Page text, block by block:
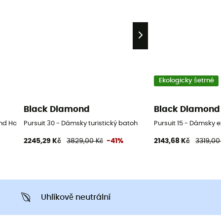
Hand Pánské nízké turistické boty - Béžový - 43
Black Diamond
Pursuit 30 - Dámsky turistický batoh
2245,29 Kč 3829,00 Kč -41%
Ekologicky šetrné
Black Diamond
Pursuit 15 - Dámsky
2143,68 Kč 3319,00
Uhlíkově neutrální